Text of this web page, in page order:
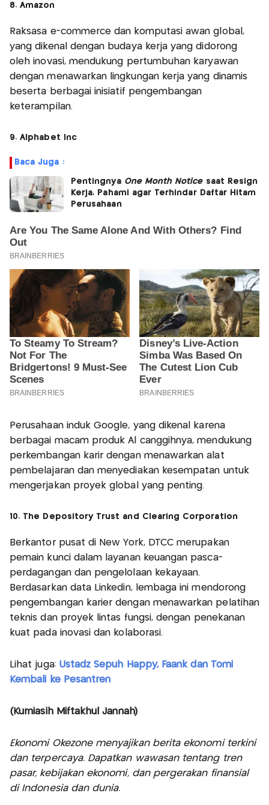
8. Amazon
Raksasa e-commerce dan komputasi awan global,
yang dikenal dengan budaya kerja yang didorong
oleh inovasi, mendukung pertumbuhan karyawan
dengan menawarkan lingkungan kerja yang dinamis
beserta berbagai inisiatif pengembangan
keterampilan.
9. Alphabet Inc
Baca Juga :
Pentingnya One Month Noticesaat Resign
Kerja, Pahami agar Terhindar Daftar Hitam
Perusahaan
Perusahaan induk Google, yang dikenal karena
berbagai macam produk Al canggihnya, mendukung
perkembangan karir dengan menawarkan alat
pembelajaran dan menyediakan kesempatan untuk
mengerjakan proyek global yang penting.
10. The Depository Trust and Clearing Corporation
Berkantor pusat di New York, DTCC merupakan
pemain kunci dalam layanan keuangan pasca-
perdagangan dan pengelolaan kekayaan.
Berdasarkan data Linkedin, lembaga ini mendorong
pengembangan karier dengan menawarkan pelatihan
teknis dan proyek lintas fungsi, dengan penekanan
kuat pada inovasi dan kolaborasi.
Lihat juga: Ustadz Sepuh Happy, Faank dan Tomi
Kembali ke Pesantren
(Kurniasih Miftakhul Jannah)
Ekonomi Okezone menyajikan berita ekonomi terkini
dan terpercaya. Dapatkan wawasan tentang tren
pasar, kebijakan ekonomi, dan pergerakan finansial
di Indonesia dan dunia.